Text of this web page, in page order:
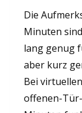
Die
Minuten
lang genug
aber kurz
Bei
offenen-